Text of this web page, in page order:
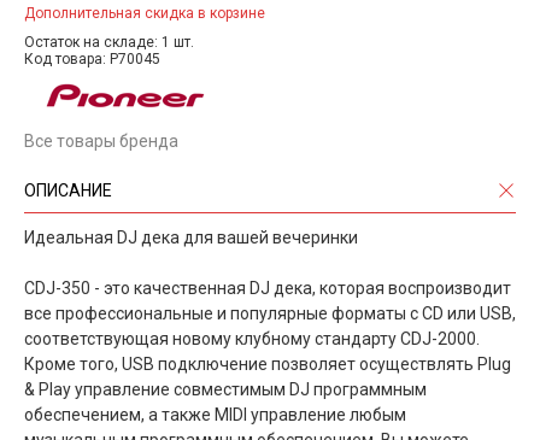
Дополнительная скидка в корзине
Остаток на складе: 1 шт.
Код товара: P70045
Все товары бренда
ОПИСАНИЕ
Идеальная DJ дека для вашей вечеринки
CDJ-350 - это качественная DJ дека, которая воспроизводит
все профессиональные и популярные форматы с CD или USB,
соответствующая новому клубному стандарту CDJ-2000.
Кроме того, USB подключение позволяет осуществлять Plug
& Play управление совместимым DJ программным
обеспечением, а также MIDI управление любым